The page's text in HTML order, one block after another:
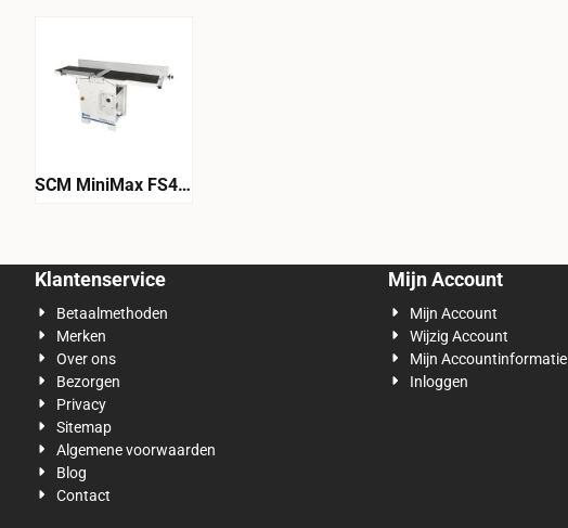
SCM MiniMax FS41
Klantenservice
Betaalmethoden
Merken
Over ons
Bezorgen
Privacy
Sitemap
Algemene voorwaarden
Blog
Contact
Mijn Account
Mijn Account
Wijzig Account
Mijn Accountinformatie
Inloggen